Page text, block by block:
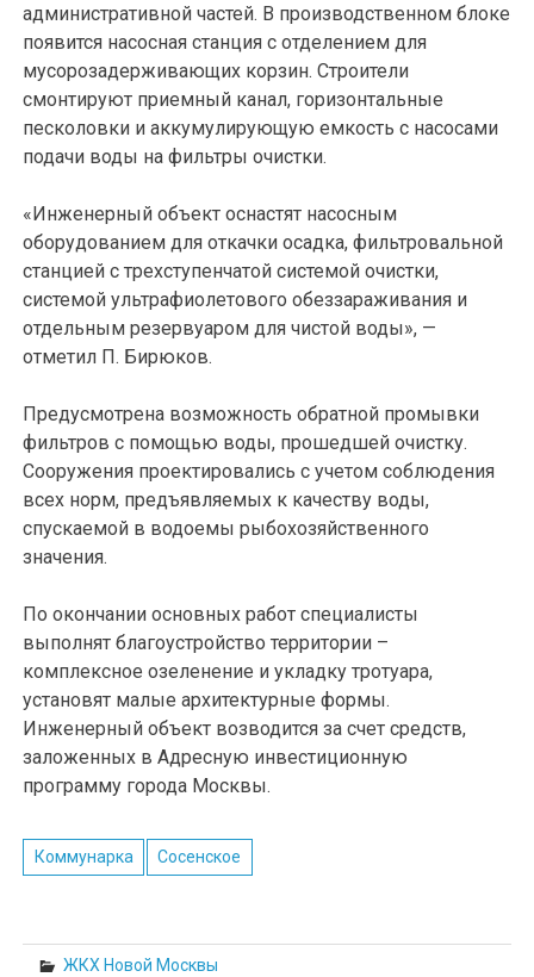
административной частей. В производственном блоке
появится насосная станция с отделением для
мусорозадерживающих корзин. Строители
смонтируют приемный канал, горизонтальные
песколовки и аккумулирующую емкость с насосами
подачи воды на фильтры очистки.
«Инженерный объект оснастят насосным
оборудованием для откачки осадка, фильтровальной
станцией с трехступенчатой системой очистки,
системой ультрафиолетового обеззараживания и
отдельным резервуаром для чистой воды», —
отметил П. Бирюков.
Предусмотрена возможность обратной промывки
фильтров с помощью воды, прошедшей очистку.
Сооружения проектировались с учетом соблюдения
всех норм, предъявляемых к качеству воды,
спускаемой в водоемы рыбохозяйственного
значения.
По окончании основных работ специалисты
выполнят благоустройство территории –
комплексное озеленение и укладку тротуара,
установят малые архитектурные формы.
Инженерный объект возводится за счет средств,
заложенных в Адресную инвестиционную
программу города Москвы.
Коммунарка Сосенское
ЖКХ Новой Москвы